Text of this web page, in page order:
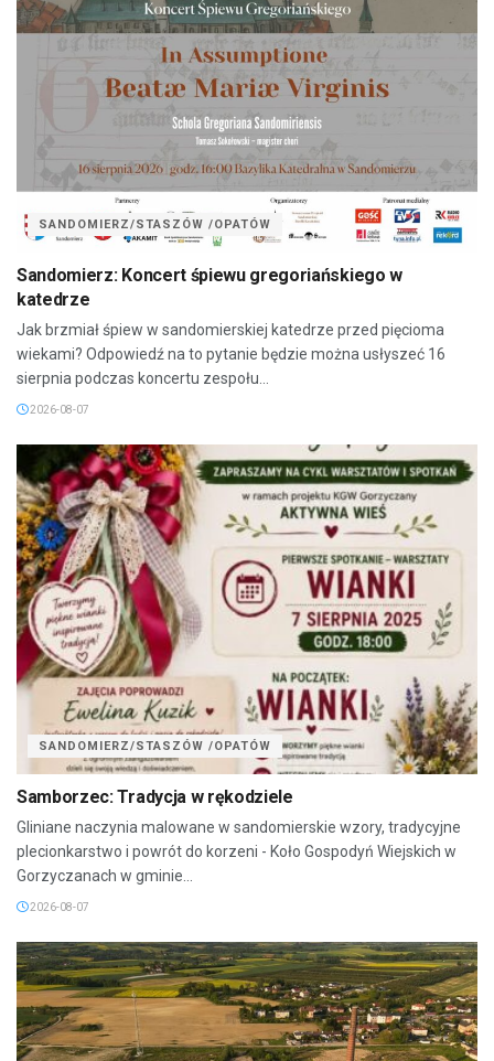
SANDOMIERZ/STASZÓW /OPATÓW
Sandomierz: Koncert śpiewu gregoriańskiego w
katedrze
Jak brzmiał śpiew w sandomierskiej katedrze przed pięcioma
wiekami? Odpowiedź na to pytanie będzie można usłyszeć 16
sierpnia podczas koncertu zespołu...
2026-08-07
SANDOMIERZ/STASZÓW /OPATÓW
Samborzec: Tradycja w rękodziele
Gliniane naczynia malowane w sandomierskie wzory, tradycyjne
plecionkarstwo i powrót do korzeni - Koło Gospodyń Wiejskich w
Gorzyczanach w gminie...
2026-08-07